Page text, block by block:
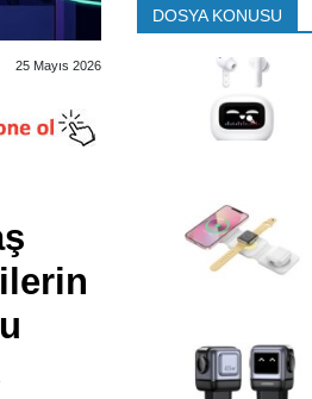
25 Mayıs 2026
DOSYA KONUSU